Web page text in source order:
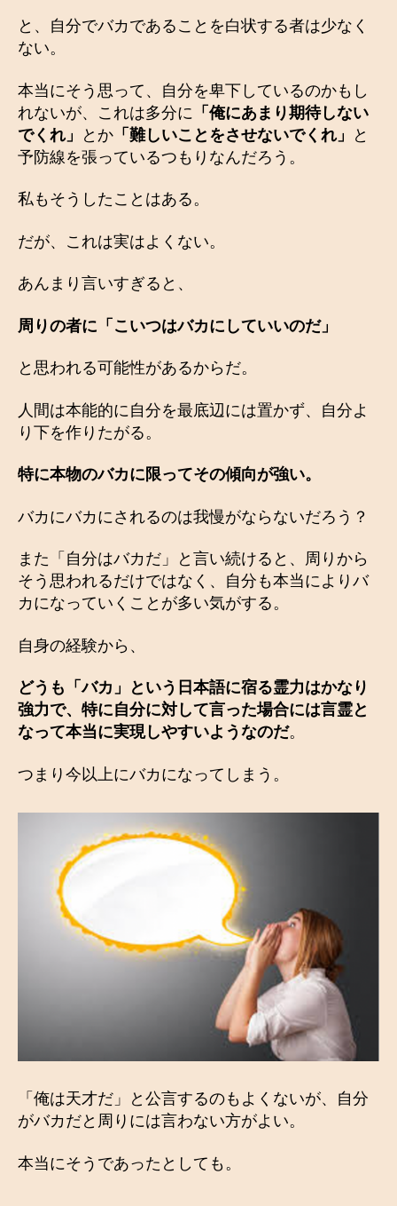
と、自分でバカであることを白状する者は少なく
ない。
本当にそう思って、自分を卑下しているのかもし
れないが、これは多分に 「俺にあまり期待しない
でくれ」
とか 「難しいことをさせないでくれ」
と
予防線を張っているつもりなんだろう。
私もそうしたことはある。
だが、これは実はよくない。
あんまり言いすぎると、
周りの者に「こいつはバカにしていいのだ」
と思われる可能性があるからだ。
人間は本能的に自分を最底辺には置かず、自分よ
り下を作りたがる。
特に本物のバカに限ってその傾向が強い。
バカにバカにされるのは我慢がならないだろう？
また「自分はバカだ」と言い続けると、周りから
そう思われるだけではなく、自分も本当によりバ
カになっていくことが多い気がする。
自身の経験から、
どうも「バカ」という日本語に宿る霊力はかなり
強力で、特に自分に対して言った場合には言霊と
なって本当に実現しやすいようなのだ。
つまり今以上にバカになってしまう。
「俺は天才だ」と公言するのもよくないが、自分
がバカだと周りには言わない方がよい。
本当にそうであったとしても。